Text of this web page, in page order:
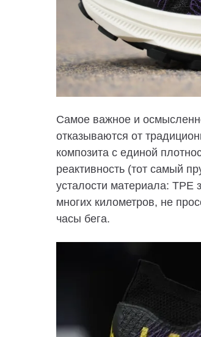
Самое важное и
отказываются от
композита с единой
реактивность (тот самый
усталости материала: TPE
многих километров, не
часы бега.